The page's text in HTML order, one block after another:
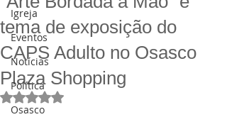
Igreja
Eventos
Notícias
Política
Osasco
tema de exposição do
CAPS Adulto no Osasco
Plaza Shopping
Avaliado com NaN de 5 estrelas.